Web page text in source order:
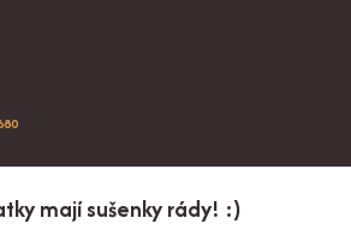
mají sušenky rády! :)